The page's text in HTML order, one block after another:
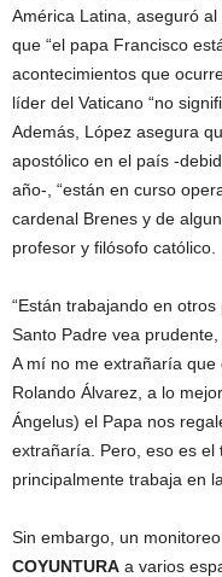
América Latina, aseguró
que “el papa Francisco
acontecimientos que
líder del Vaticano “no
Además, López asegura
apostólico en el país -
año-, “están en curso
cardenal Brenes y de
profesor y filósofo católico.
“Están trabajando en
Santo Padre vea
A mí no me extrañaría
Rolando Álvarez, a lo
Ángelus) el Papa nos
extrañaría. Pero, eso es el
principalmente trabaja en
Sin embargo, un
COYUNTURA a varios